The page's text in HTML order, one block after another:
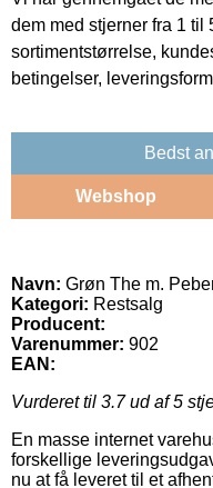
dem med stjerner fra 1 til
sortimentstørrelse,
betingelser,
Bedst
Webshop
Navn: Grøn The m.
Kategori: Restsalg
Producent:
Varenummer: 902
EAN:
Vurderet til 3.7ud af 5
En masse internet
forskellige
nu at få leveret til et